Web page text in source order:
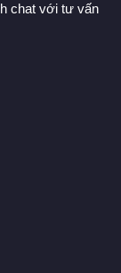
chat với tư vấn